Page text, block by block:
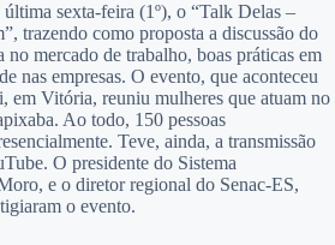
sexta-feira (1º), o “Talk Delas –
trazendo como proposta a discussão do
mercado de trabalho, boas práticas em
nas empresas. O evento, que aconteceu
em Vitória, reuniu mulheres que atuam no
Ao todo, 150 pessoas
Teve, ainda, a transmissão
O presidente do Sistema
e o diretor regional do Senac-ES,
o evento.